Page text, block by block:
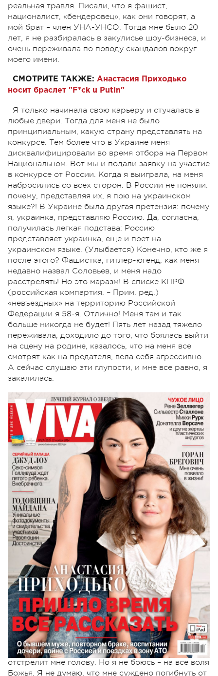
реальная травля. Писали, что я фашист,
националист, «бендеровец», как они говорят, а
мой брат – член УНА-УНСО. Тогда мне было 20
лет, я не разбиралась в закулисье шоу-бизнеса, и
очень переживала по поводу скандалов вокруг
моего имени.
СМОТРИТЕ ТАКЖЕ: Анастасия Приходько
носит браслет "F*ck u Putin"
Я только начинала свою карьеру и стучалась в
любые двери. Тогда для меня не было
принципиальным, какую страну представлять на
конкурсе. Тем более что в Украине меня
дисквалифицировали во время отбора на Первом
Национальном. Вот мы и подали заявку на участие
в конкурсе от России. Когда я выиграла, на меня
набросились со всех сторон. В России не поняли:
почему, представляя их, я пою на украинском
языке?! В Украине была другая претензия: почему
я, украинка, представляю Россию. Да, согласна,
получилась легкая подстава: Россию
представляет украинка, еще и поет на
украинском языке. (Улыбается) Конечно, кто же я
после этого? Фашистка, гитлер-югенд, как меня
недавно назвал Соловьев, и меня надо
расстрелять! Но это маразм! В списке КПРФ
(российская компартия. – Прим. ред.)
«невъездных» на территорию Российской
Федерации я 58-я. Отлично! Меня там и так
больше никогда не будет! Пять лет назад тяжело
переживала, доходило до того, что боялась выйти
на сцену на родине, казалось, что на меня все
смотрят как на предателя, вела себя агрессивно.
А сейчас слушаю эти глупости, и мне все равно, я
закалилась.
– И угрозы, которыми кишит Интернет, в
частности, твоя страница на Facebook, тебя не
пугают?
Мне угрожают, что закажут снайпера, который
отстрелит мне голову. Но я не боюсь – на все воля
Божья. Я не думаю, что мне суждено погибнуть от